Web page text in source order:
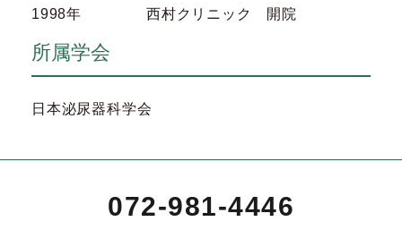
1998年 西村クリニック 開院
所属学会
日本泌尿器科学会
072-981-4446